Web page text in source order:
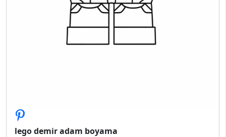
lego demir adam boyama